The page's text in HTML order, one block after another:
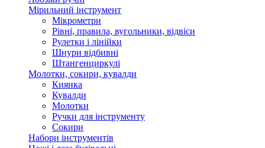
Мірильний інструмент
Мікрометри
Рівні, правила, вугольники, відвіси
Рулетки і лінійки
Шнури відбивні
Штангенциркулі
Молотки, сокири, кувалди
Киянка
Кувалди
Молотки
Ручки для інструменту
Сокири
Набори інструментів